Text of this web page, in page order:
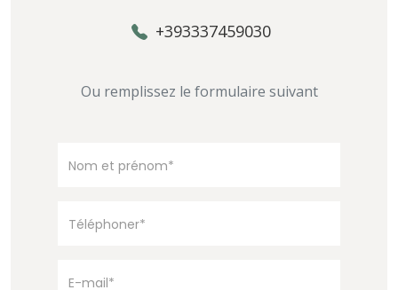
+393337459030
Ou remplissez le formulaire suivant